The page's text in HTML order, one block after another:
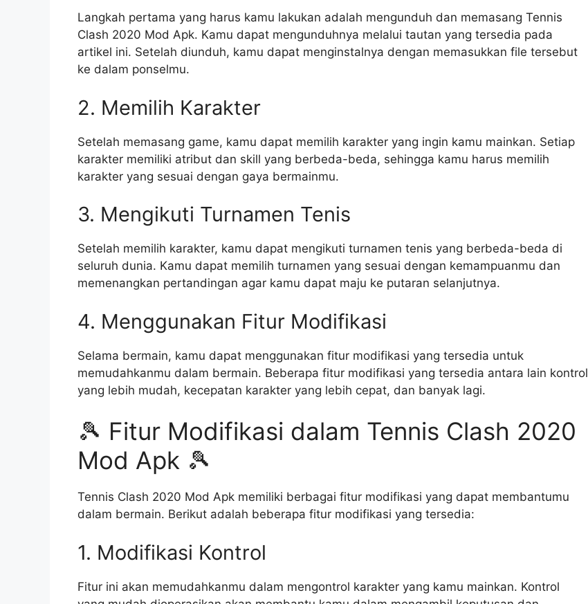
Langkah pertama yang harus kamu lakukan adalah mengunduh dan memasang Tennis
Clash 2020 Mod Apk. Kamu dapat mengunduhnya melalui tautan yang tersedia pada
artikel ini. Setelah diunduh, kamu dapat menginstalnya dengan memasukkan file tersebut
ke dalam ponselmu.
2. Memilih Karakter
Setelah memasang game, kamu dapat memilih karakter yang ingin kamu mainkan. Setiap
karakter memiliki atribut dan skill yang berbeda-beda, sehingga kamu harus memilih
karakter yang sesuai dengan gaya bermainmu.
3. Mengikuti Turnamen Tenis
Setelah memilih karakter, kamu dapat mengikuti turnamen tenis yang berbeda-beda di
seluruh dunia. Kamu dapat memilih turnamen yang sesuai dengan kemampuanmu dan
memenangkan pertandingan agar kamu dapat maju ke putaran selanjutnya.
4. Menggunakan Fitur Modifikasi
Selama bermain, kamu dapat menggunakan fitur modifikasi yang tersedia untuk
memudahkanmu dalam bermain. Beberapa fitur modifikasi yang tersedia antara lain kontrol
yang lebih mudah, kecepatan karakter yang lebih cepat, dan banyak lagi.
🎾 Fitur Modifikasi dalam Tennis Clash 2020
Mod Apk 🎾
Tennis Clash 2020 Mod Apk memiliki berbagai fitur modifikasi yang dapat membantumu
dalam bermain. Berikut adalah beberapa fitur modifikasi yang tersedia:
1. Modifikasi Kontrol
Fitur ini akan memudahkanmu dalam mengontrol karakter yang kamu mainkan. Kontrol